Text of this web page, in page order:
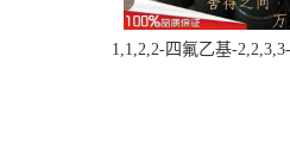
1,1,2,2-四氟乙基-